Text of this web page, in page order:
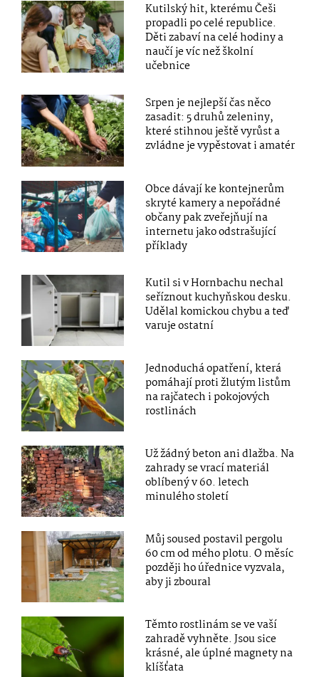
Kutilský hit, kterému Češi
propadli po celé republice.
Děti zabaví na celé hodiny a
naučí je víc než školní
učebnice
Srpen je nejlepší čas něco
zasadit: 5 druhů zeleniny,
které stihnou ještě vyrůst a
zvládne je vypěstovat i amatér
Obce dávají ke kontejnerům
skryté kamery a nepořádné
občany pak zveřejňují na
internetu jako odstrašující
příklady
Kutil si v Hornbachu nechal
seříznout kuchyňskou desku.
Udělal komickou chybu a teď
varuje ostatní
Jednoduchá opatření, která
pomáhají proti žlutým listům
na rajčatech i pokojových
rostlinách
Už žádný beton ani dlažba. Na
zahrady se vrací materiál
oblíbený v 60. letech
minulého století
Můj soused postavil pergolu
60 cm od mého plotu. O měsíc
později ho úřednice vyzvala,
aby ji zboural
Těmto rostlinám se ve vaší
zahradě vyhněte. Jsou sice
krásné, ale úplné magnety na
klíšťata